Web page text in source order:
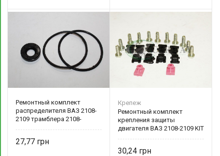
Ремонтный комплект
распределителя ВАЗ 2108-
2109 трамблера 2108-
27,77
Крепеж
Ремонтный комплект
крепления защиты
двигателя ВАЗ 2108-2109 KIT
30,24